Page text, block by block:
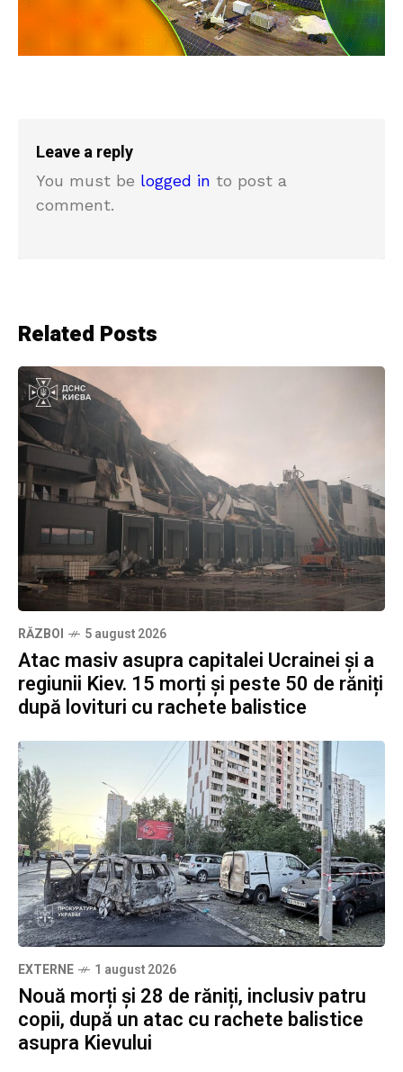
Leave a reply
You must be logged in to post a
comment.
Related Posts
RĂZBOI 5 august 2026
Atac masiv asupra capitalei Ucrainei și a
regiunii Kiev. 15 morți și peste 50 de răniți
după lovituri cu rachete balistice
EXTERNE 1 august 2026
Nouă morți și 28 de răniți, inclusiv patru
copii, după un atac cu rachete balistice
asupra Kievului